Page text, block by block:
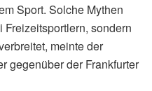
Sport. Solche Mythen
sondern
meinte der
gegenüber der Frankfurter